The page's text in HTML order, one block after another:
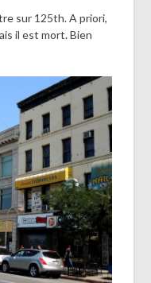
sur 125th. A priori,
il est mort. Bien